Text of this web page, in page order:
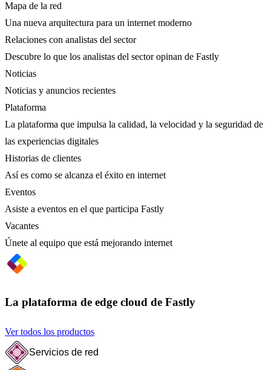
Mapa de la red
Una nueva arquitectura para un internet moderno
Relaciones con analistas del sector
Descubre lo que los analistas del sector opinan de Fastly
Noticias
Noticias y anuncios recientes
Plataforma
La plataforma que impulsa la calidad, la velocidad y la seguridad de
las experiencias digitales
Historias de clientes
Así es como se alcanza el éxito en internet
Eventos
Asiste a eventos en el que participa Fastly
Vacantes
Únete al equipo que está mejorando internet
La plataforma de edge cloud de Fastly
Ver todos los productos
Servicios de red